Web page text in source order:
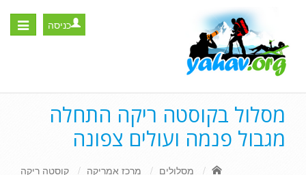
Toggle
כניסה
מסלול בקוסטה ריקה התחלה
מגבול פנמה ועולים צפונה
מסלולים מרכז אמריקה קוסטה ריקה